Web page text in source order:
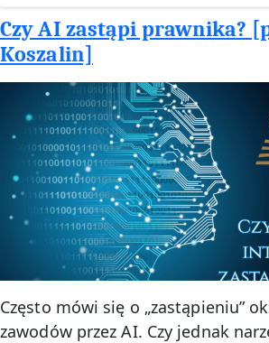
–
co
Czy AI zastąpi prawnika?
Koszalin]
Często mówi się o „zastąpieniu”
zawodów przez AI. Czy jednak